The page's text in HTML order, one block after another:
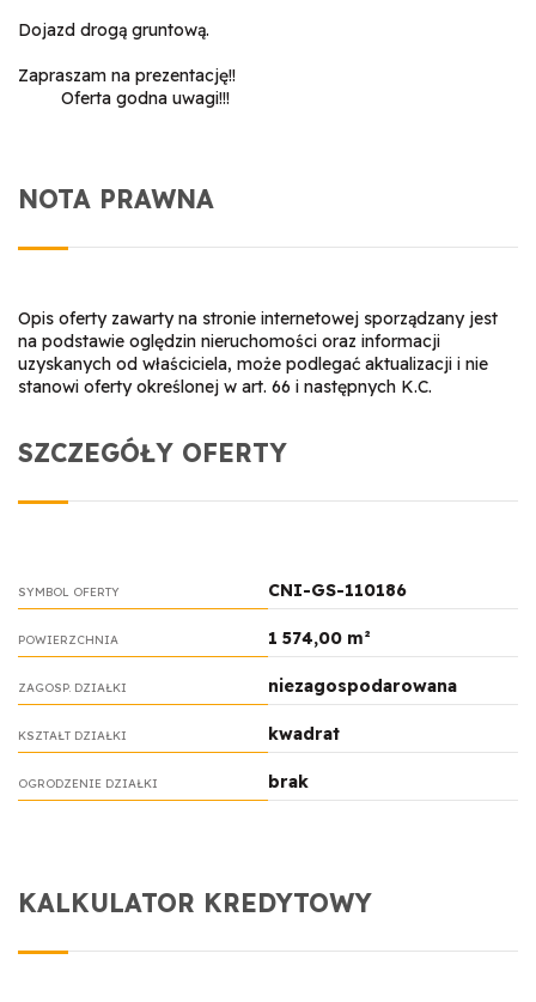
Dojazd drogą gruntową.
Zapraszam na prezentację!!
Oferta godna uwagi!!!
NOTA PRAWNA
Opis oferty zawarty na stronie internetowej sporządzany jest
na podstawie oględzin nieruchomości oraz informacji
uzyskanych od właściciela, może podlegać aktualizacji i nie
stanowi oferty określonej w art. 66 i następnych K.C.
SZCZEGÓŁY OFERTY
SYMBOL OFERTY CNI-GS-110186
POWIERZCHNIA 1 574,00 m²
ZAGOSP. DZIAŁKI niezagospodarowana
KSZTAŁT DZIAŁKI kwadrat
OGRODZENIE DZIAŁKI brak
KALKULATOR KREDYTOWY